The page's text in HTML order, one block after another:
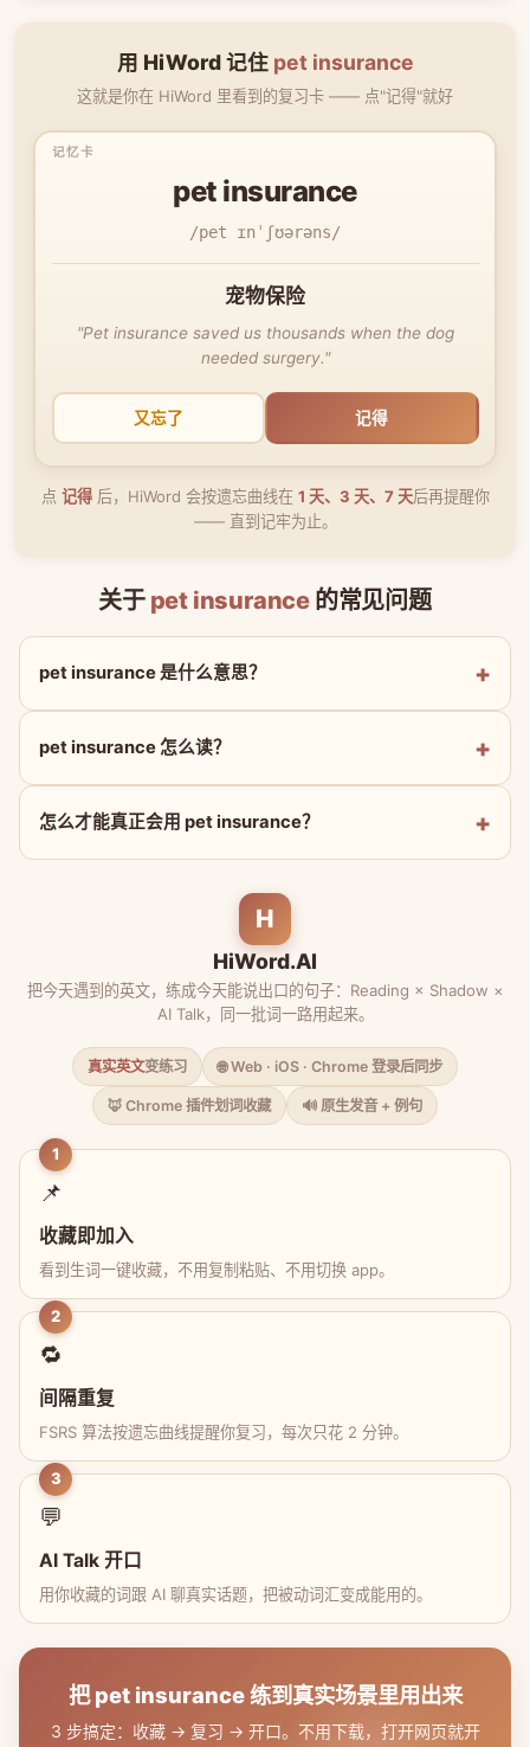
用 HiWord 记住 pet insurance
这就是你在 HiWord 里看到的复习卡 —— 点"记得"就好
pet insurance
/pet ɪnˈʃʊərəns/
宠物保险
"Pet insurance saved us thousands when the dog
needed surgery."
又忘了 记得
点 记得后，HiWord 会按遗忘曲线在 1 天、3 天、7 天后再提醒你
—— 直到记牢为止。
关于 pet insurance 的常见问题
pet insurance 是什么意思？
pet insurance 怎么读？
怎么才能真正会用 pet insurance？
H
HiWord.AI
把今天遇到的英文，练成今天能说出口的句子：Reading × Shadow ×
AI Talk，同一批词一路用起来。
真实英文变练习 🌐 Web · iOS · Chrome 登录后同步
🦊 Chrome 插件划词收藏 🔊 原生发音 + 例句
1
📌
收藏即加入
看到生词一键收藏，不用复制粘贴、不用切换 app。
2
🔁
间隔重复
FSRS 算法按遗忘曲线提醒你复习，每次只花 2 分钟。
3
💬
AI Talk 开口
用你收藏的词跟 AI 聊真实话题，把被动词汇变成能用的。
把 pet insurance 练到真实场景里用出来
3 步搞定：收藏 → 复习 → 开口。不用下载，打开网页就开